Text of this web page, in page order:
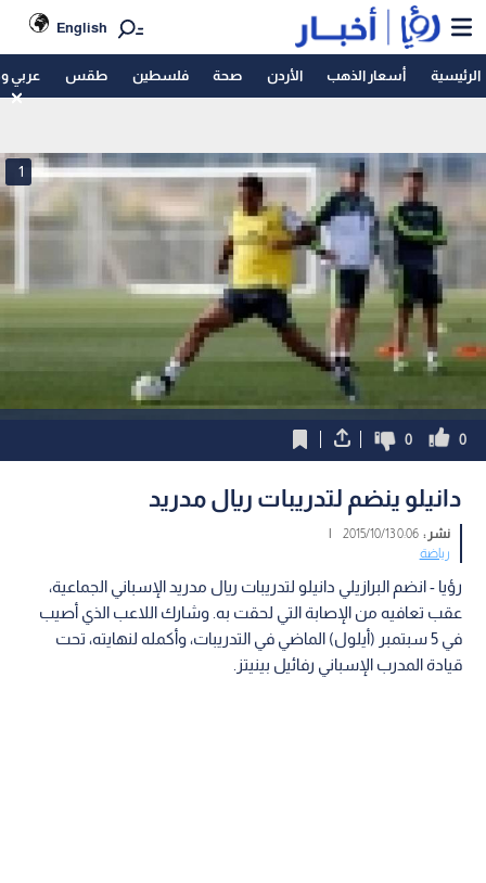
English
الرئيسية أسعار الذهب الأردن صحة فلسطين طقس عربي
1
0
0
دانيلو ينضم لتدريبات ريال مدريد
نشر :0:06 2015/10/13
|
رياضة
رؤيا - انضم البرازيلي دانيلو لتدريبات ريال مدريد الإسباني الجماعية،
عقب تعافيه من الإصابة التي لحقت به. وشارك اللاعب الذي أصيب
في 5 سبتمبر (أيلول) الماضي في التدريبات، وأكمله لنهايته، تحت
قيادة المدرب الإسباني رفائيل بينيتز.